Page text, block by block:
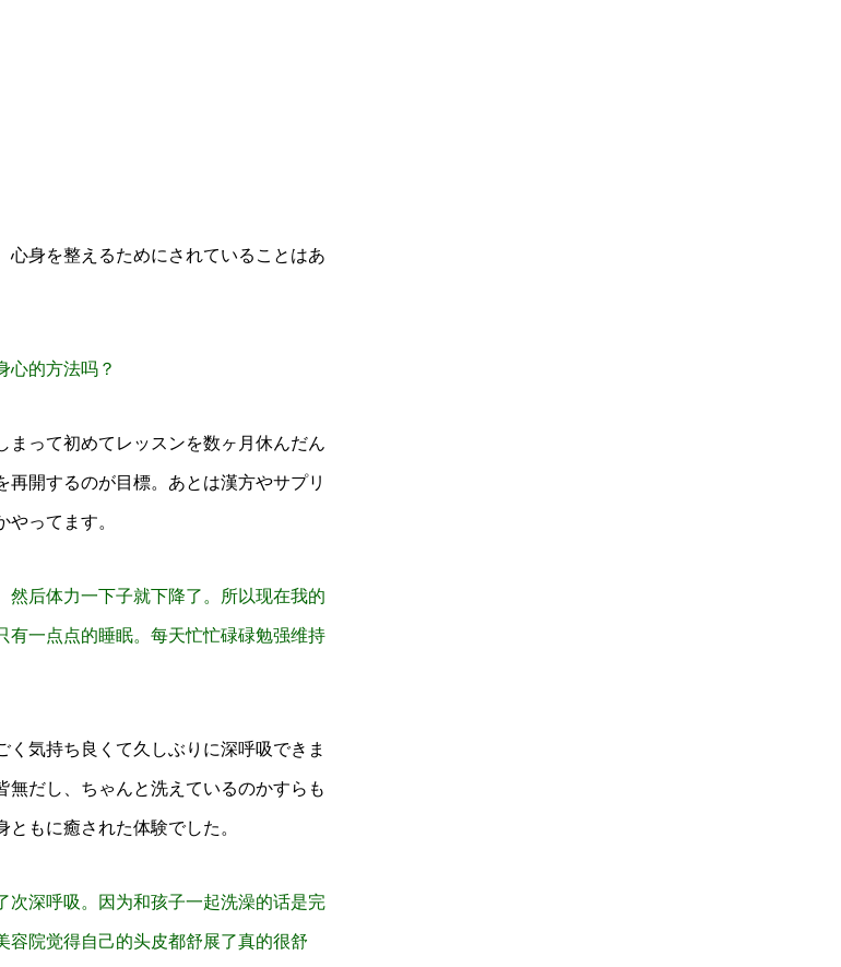
身を整えるためにされていることはあ
的方法吗？
って初めてレッスンを数ヶ月休んだん
開するのが目標。あとは漢方やサプリ
ってます。
后体力一下子就下降了。所以现在我的
有一点点的睡眠。每天忙忙碌碌勉强维持
気持ち良くて久しぶりに深呼吸できま
だし、ちゃんと洗えているのかすらも
もに癒された体験でした。
深呼吸。因为和孩子一起洗澡的话是完
院觉得自己的头皮都舒展了真的很舒